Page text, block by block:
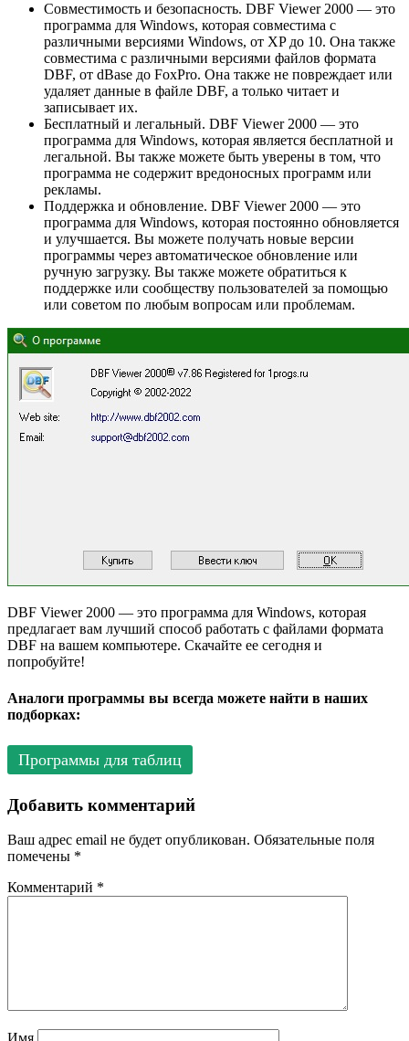
Совместимость и безопасность. DBF Viewer 2000 — это
программа для Windows, которая совместима с
различными версиями Windows, от XP до 10. Она также
совместима с различными версиями файлов формата
DBF, от dBase до FoxPro. Она также не повреждает или
удаляет данные в файле DBF, а только читает и
записывает их.
Бесплатный и легальный. DBF Viewer 2000 — это
программа для Windows, которая является бесплатной и
легальной. Вы также можете быть уверены в том, что
программа не содержит вредоносных программ или
рекламы.
Поддержка и обновление. DBF Viewer 2000 — это
программа для Windows, которая постоянно обновляется
и улучшается. Вы можете получать новые версии
программы через автоматическое обновление или
ручную загрузку. Вы также можете обратиться к
поддержке или сообществу пользователей за помощью
или советом по любым вопросам или проблемам.
DBF Viewer 2000 — это программа для Windows, которая
предлагает вам лучший способ работать с файлами формата
DBF на вашем компьютере. Скачайте ее сегодня и
попробуйте!
Аналоги программы вы всегда можете найти в наших
подборках:
Программы для таблиц
Добавить комментарий
Ваш адрес email не будет опубликован. Обязательные поля
помечены *
Комментарий *